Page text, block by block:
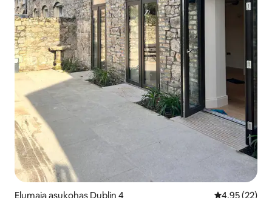
Elumaja asukohas Dublin 4 Keskmine
4,95 (22)